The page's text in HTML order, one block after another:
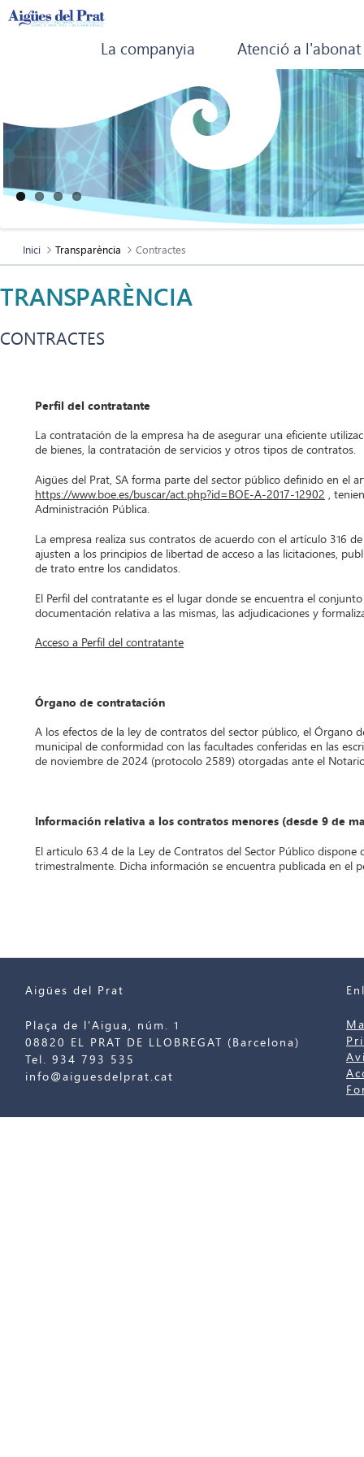
La companyia Atenció a l'abonat
Inici Transparència Contractes
TRANSPARÈNCIA
CONTRACTES
Perfil del contratante
La contratación de la empresa ha de asegurar una eficiente
de bienes, la contratación de servicios y otros tipos de contratos.
Aigües del Prat, SA forma parte del sector público definido en el
https://www.boe.es/buscar/act.php?id=BOE-A-2017-12902 ,
Administración Pública.
La empresa realiza sus contratos de acuerdo con el artículo 316
ajusten a los principios de libertad de acceso a las licitaciones,
de trato entre los candidatos.
El Perfil del contratante es el lugar donde se encuentra el
documentación relativa a las mismas, las adjudicaciones y
Acceso a Perfil del contratante
Órgano de contratación
A los efectos de la ley de contratos del sector público, el Órgano
municipal de conformidad con las facultades conferidas en las
de noviembre de 2024 (protocolo 2589) otorgadas ante el
Información relativa a los contratos menores (desde 9 de
El articulo 63.4 de la Ley de Contratos del Sector Público
trimestralmente. Dicha información se encuentra publicada en el
Aigües del Prat
Plaça de l'Aigua, núm. 1
08820 EL PRAT DE LLOBREGAT (Barcelona)
Tel. 934 793 535
info@aiguesdelprat.cat